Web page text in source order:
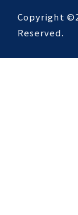
Copyright
Reserved.